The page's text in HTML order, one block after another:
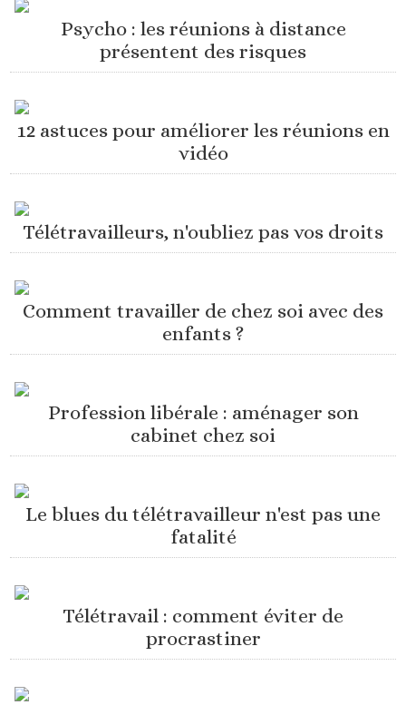
Psycho : les réunions à distance
présentent des risques
12 astuces pour améliorer les réunions en
vidéo
Télétravailleurs, n'oubliez pas vos droits
Comment travailler de chez soi avec des
enfants ?
Profession libérale : aménager son
cabinet chez soi
Le blues du télétravailleur n'est pas une
fatalité
Télétravail : comment éviter de
procrastiner